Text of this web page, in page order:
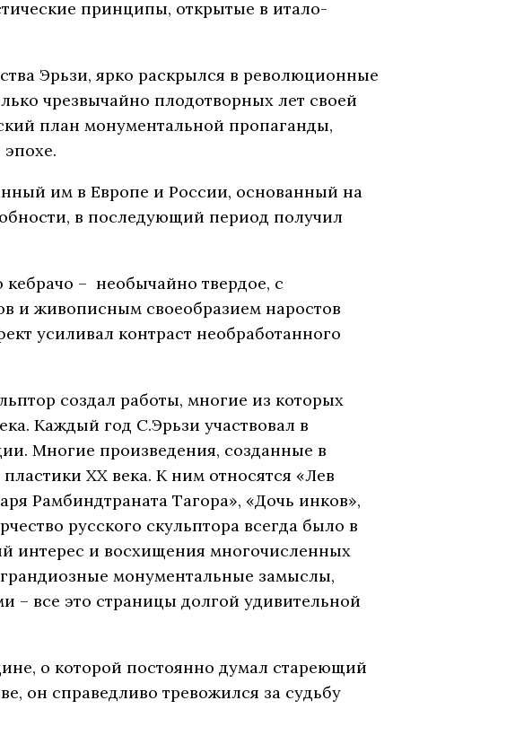
принципы, открытые в итало-
Эрьзи, ярко раскрылся в революционные
чрезвычайно плодотворных лет своей
план монументальной пропаганды,
им в Европе и России, основанный на
в последующий период получил
– необычайно твердое, с
и живописным своеобразием наростов
усиливал контраст необработанного
создал работы, многие из которых
Каждый год С.Эрьзи участвовал в
Многие произведения, созданные в
ХХ века. К ним относятся «Лев
Рамбиндтраната Тагора», «Дочь инков»,
русского скульптора всегда было в
интерес и восхищения многочисленных
монументальные замыслы,
– все это страницы долгой удивительной
о которой постоянно думал стареющий
он справедливо тревожился за судьбу